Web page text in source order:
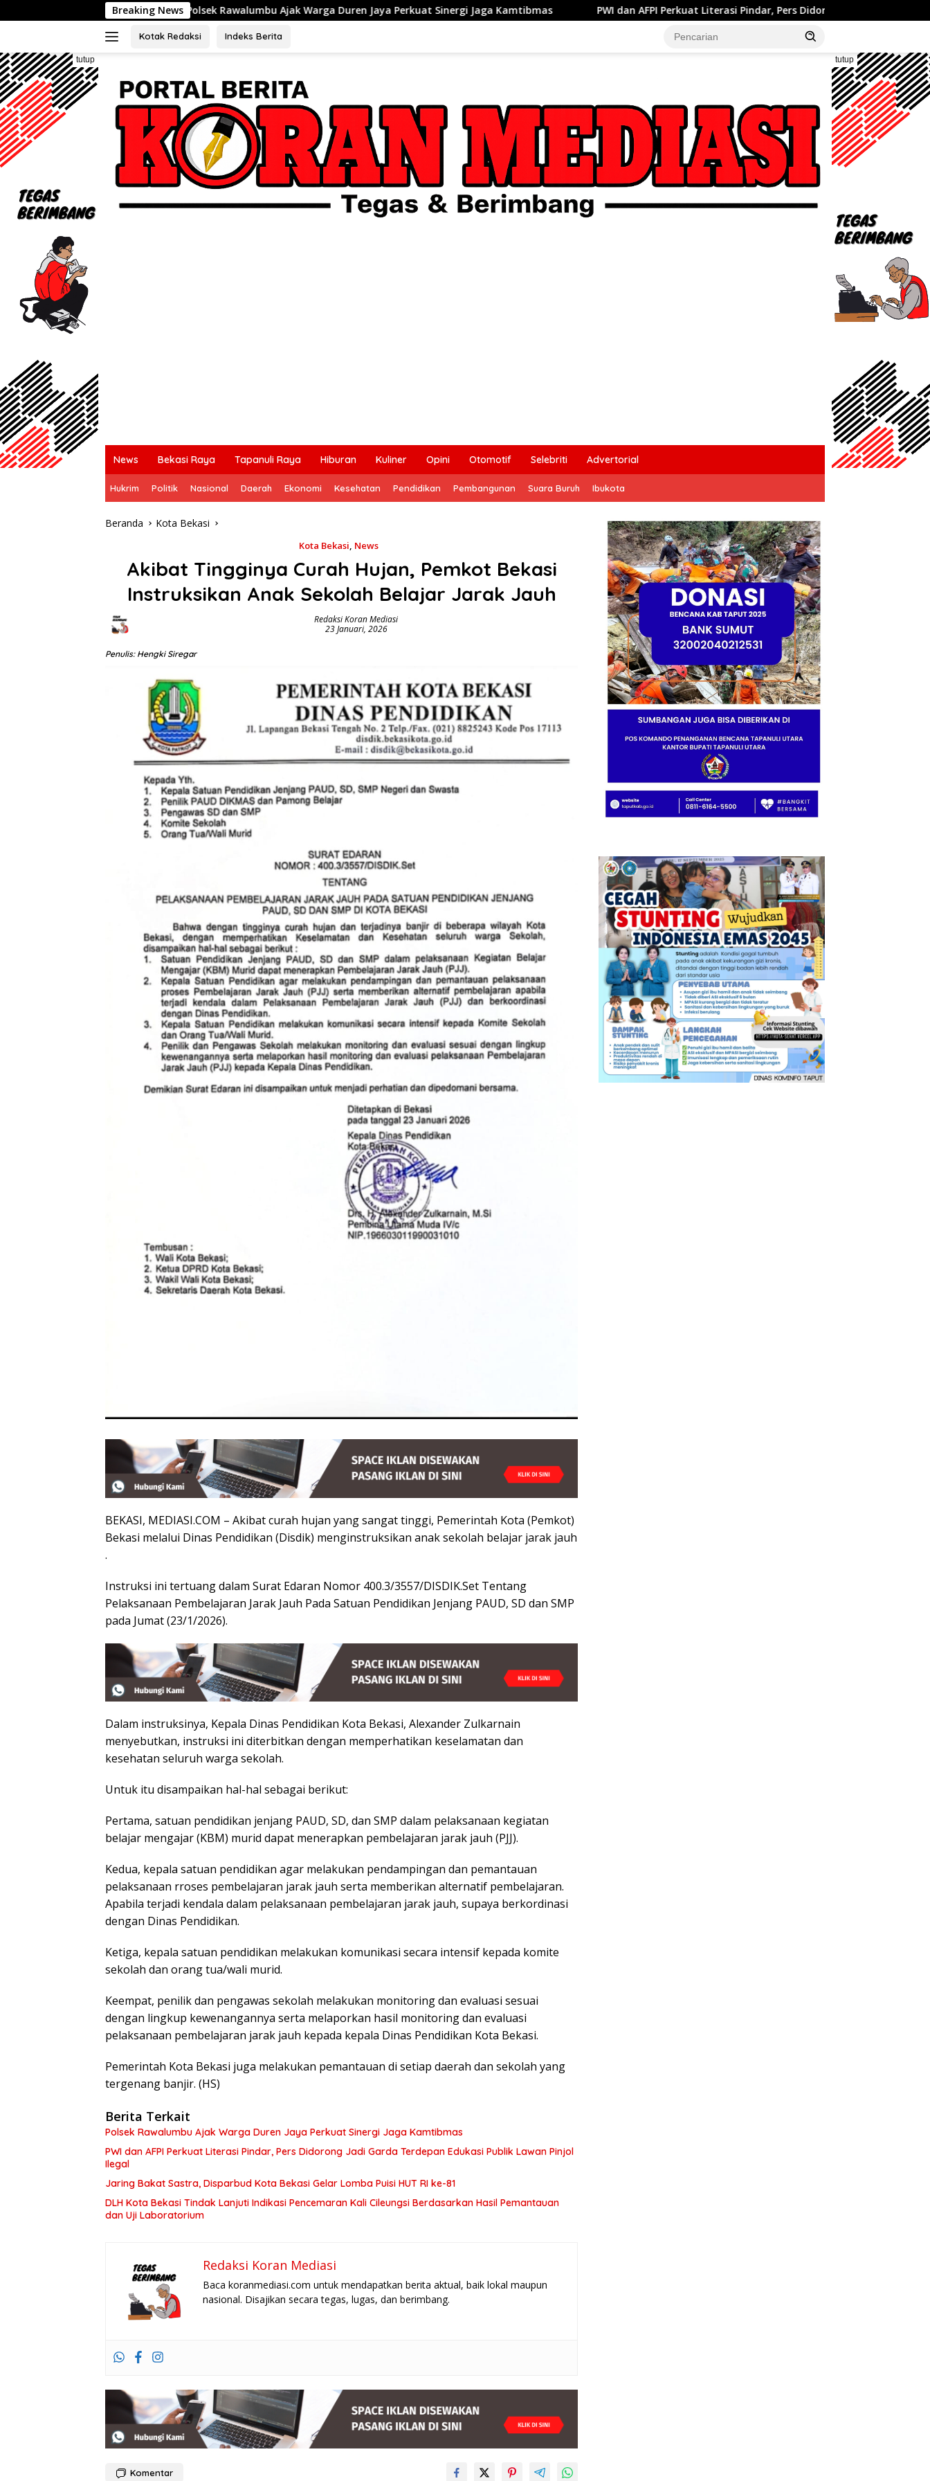
ke
Breaking News
Polsek Rawalumbu Ajak Warga Duren Jaya Perkuat Sinergi Jaga Kamtibmas PWI dan AFPI Perkuat Literasi Pindar, Pers Didorong Jadi Garda Terdepan Edukasi Publik
Kotak Redaksi Indeks Berita
tutup tutup
News Bekasi Raya Tapanuli Raya Hiburan Kuliner Opini Otomotif Selebriti Advertorial
Hukrim Politik Nasional Daerah Ekonomi Kesehatan Pendidikan Pembangunan Suara Buruh Ibukota
Beranda Kota Bekasi
Kota Bekasi, News
Akibat Tingginya Curah Hujan, Pemkot Bekasi
Instruksikan Anak Sekolah Belajar Jarak Jauh
Redaksi Koran Mediasi
23 Januari, 2026
Penulis: Hengki Siregar
BEKASI, MEDIASI.COM – Akibat curah hujan yang sangat tinggi, Pemerintah Kota (Pemkot)
Bekasi melalui Dinas Pendidikan (Disdik) menginstruksikan anak sekolah belajar jarak jauh
.
Instruksi ini tertuang dalam Surat Edaran Nomor 400.3/3557/DISDIK.Set Tentang
Pelaksanaan Pembelajaran Jarak Jauh Pada Satuan Pendidikan Jenjang PAUD, SD dan SMP
pada Jumat (23/1/2026).
Dalam instruksinya, Kepala Dinas Pendidikan Kota Bekasi, Alexander Zulkarnain
menyebutkan, instruksi ini diterbitkan dengan memperhatikan keselamatan dan
kesehatan seluruh warga sekolah.
Untuk itu disampaikan hal-hal sebagai berikut:
Pertama, satuan pendidikan jenjang PAUD, SD, dan SMP dalam pelaksanaan kegiatan
belajar mengajar (KBM) murid dapat menerapkan pembelajaran jarak jauh (PJJ).
Kedua, kepala satuan pendidikan agar melakukan pendampingan dan pemantauan
pelaksanaan rroses pembelajaran jarak jauh serta memberikan alternatif pembelajaran.
Apabila terjadi kendala dalam pelaksanaan pembelajaran jarak jauh, supaya berkordinasi
dengan Dinas Pendidikan.
Ketiga, kepala satuan pendidikan melakukan komunikasi secara intensif kepada komite
sekolah dan orang tua/wali murid.
Keempat, penilik dan pengawas sekolah melakukan monitoring dan evaluasi sesuai
dengan lingkup kewenangannya serta melaporkan hasil monitoring dan evaluasi
pelaksanaan pembelajaran jarak jauh kepada kepala Dinas Pendidikan Kota Bekasi.
Pemerintah Kota Bekasi juga melakukan pemantauan di setiap daerah dan sekolah yang
tergenang banjir. (HS)
Berita Terkait
Polsek Rawalumbu Ajak Warga Duren Jaya Perkuat Sinergi Jaga Kamtibmas
PWI dan AFPI Perkuat Literasi Pindar, Pers Didorong Jadi Garda Terdepan Edukasi Publik Lawan Pinjol
Ilegal
Jaring Bakat Sastra, Disparbud Kota Bekasi Gelar Lomba Puisi HUT RI ke-81
DLH Kota Bekasi Tindak Lanjuti Indikasi Pencemaran Kali Cileungsi Berdasarkan Hasil Pemantauan
dan Uji Laboratorium
Redaksi Koran Mediasi
Baca koranmediasi.com untuk mendapatkan berita aktual, baik lokal maupun
nasional. Disajikan secara tegas, lugas, dan berimbang.
Komentar